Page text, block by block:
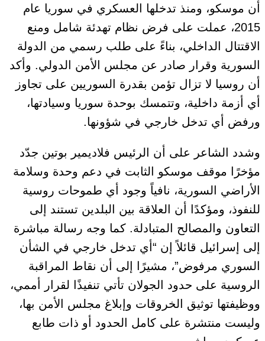
أن موسكو، ومنذ تدخلها العسكري في سوريا عام
2015، عملت على فرض نظام تهدئة شامل ومنع
الاقتتال الداخلي، بناءً على طلب رسمي من الدولة
السورية وقرار صادر عن مجلس الأمن الدولي. وأكد
أن روسيا لا تزال تؤمن بقدرة السوريين على تجاوز
أي أزمة داخلية، وتتمسك بوحدة سوريا وسيادتها،
ورفض أي تدخل خارجي في شؤونها.
وشدد الشاعر على أن الرئيس فلاديمير بوتين جدّد
مؤخرًا موقف موسكو الثابت في دعم وحدة وسلامة
الأراضي السورية، نافياً وجود أي طموحات روسية
للنفوذ، ومؤكدًا أن العلاقة بين البلدين تستند إلى
التعاون والمصالح المتبادلة. كما وجه رسالة مباشرة
إلى إسرائيل قائلاً إن “أي تدخل خارجي في الشأن
السوري مرفوض”، مشيرًا إلى أن نقاط المراقبة
الروسية على حدود الجولان تأتي تنفيذًا لقرار أممي،
ووظيفتها توثيق الخروقات وإبلاغ مجلس الأمن بها،
وليست منتشرة على كامل الحدود أو ذات طابع